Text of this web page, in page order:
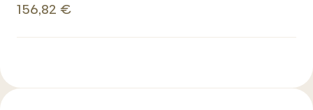
156,82 €